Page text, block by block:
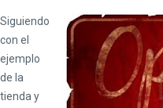
Siguiendo
con el
ejemplo
de la
tienda y